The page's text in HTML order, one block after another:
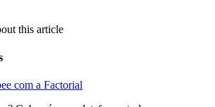
this article
com a Factorial